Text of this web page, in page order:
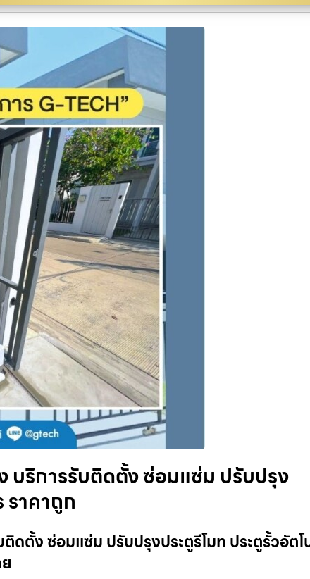
บริการรับติดตั้ง ซ่อมแซ่ม ปรับปรุง
ราคาถูก
ดตั้ง ซ่อมแซ่ม ปรับปรุงประตูรีโมท ประตูรั้วอัต